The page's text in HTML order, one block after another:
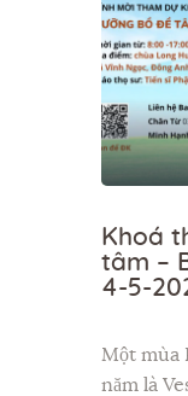
Khoá
tâm –
4-5-
Một mùa
năm là